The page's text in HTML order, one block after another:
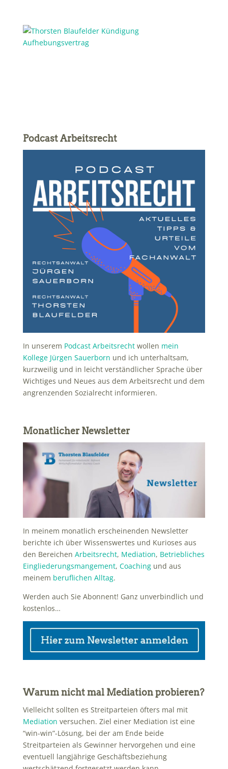
Podcast Arbeitsrecht
In unserem Podcast Arbeitsrechtwollen mein
Kollege Jürgen Sauerborn und ich unterhaltsam,
kurzweilig und in leicht verständlicher Sprache über
Wichtiges und Neues aus dem Arbeitsrecht und dem
angrenzenden Sozialrecht informieren.
Monatlicher Newsletter
In meinem monatlich erscheinenden Newsletter
berichte ich über Wissenswertes und Kurioses aus
den Bereichen Arbeitsrecht, Mediation, Betriebliches
Eingliederungsmangement, Coachingund aus
meinem beruflichen Alltag.
Werden auch Sie Abonnent! Ganz unverbindlich und
kostenlos…
Warum nicht mal Mediation probieren?
Vielleicht sollten es Streitparteien öfters mal mit
Mediation versuchen. Ziel einer Mediation ist eine
“win-win”-Lösung, bei der am Ende beide
Streitparteien als Gewinner hervorgehen und eine
eventuell langjährige Geschäftsbeziehung